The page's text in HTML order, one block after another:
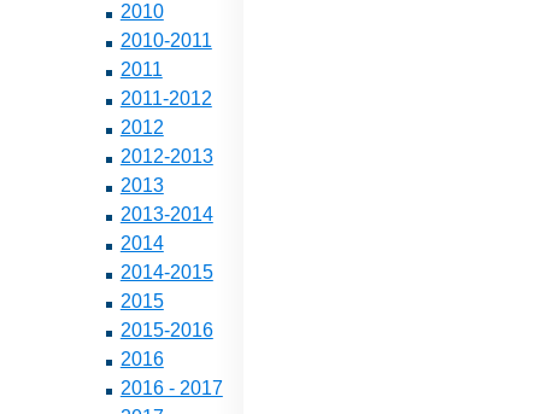
2010
2010-2011
2011
2011-2012
2012
2012-2013
2013
2013-2014
2014
2014-2015
2015
2015-2016
2016
2016 - 2017